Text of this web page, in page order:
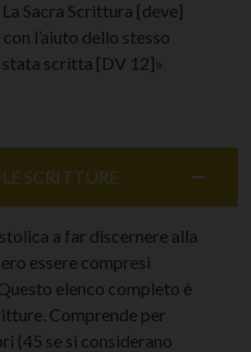
Sacra Scrittura [deve]
l’aiuto dello stesso
scritta [DV 12]»
SCRITTURE
a far discernere alla
essere compresi
elenco completo è
Comprende per
(45 se si considerano